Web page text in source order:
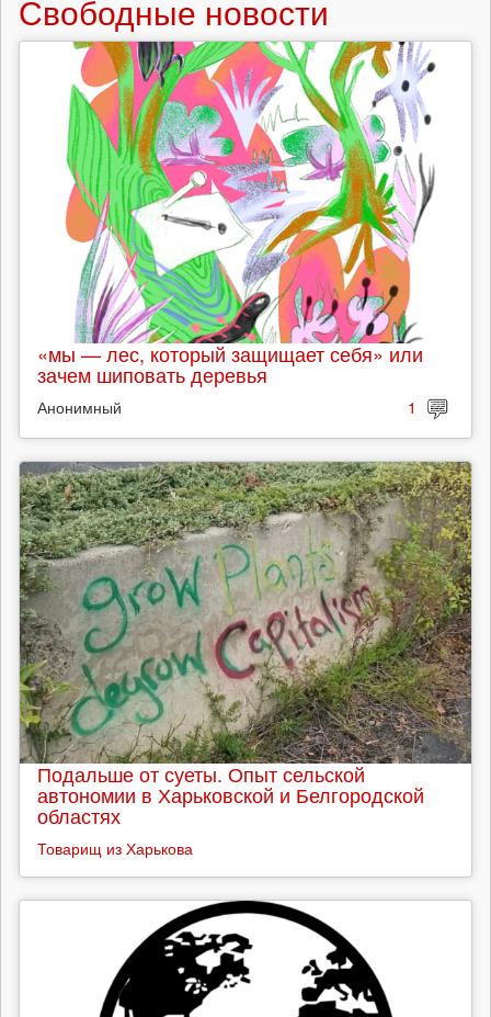
Свободные новости
«мы — лес, который защищает себя» или
зачем шиповать деревья
Анонимный 1
Подальше от суеты. Опыт сельской
автономии в Харьковской и Белгородской
областях
Товарищ из Харькова